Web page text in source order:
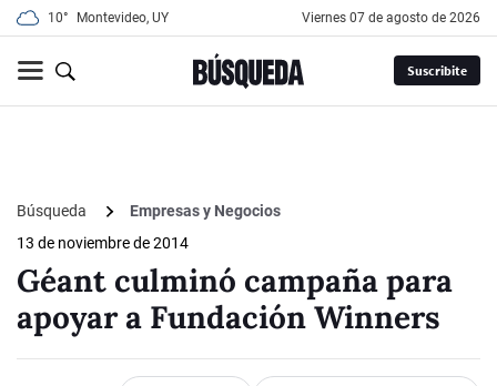
10° Montevideo, UY viernes 07 de agosto de 2026
Suscribite
Búsqueda
Empresas y Negocios
13 de noviembre de 2014
Géant culminó campaña para
apoyar a Fundación Winners